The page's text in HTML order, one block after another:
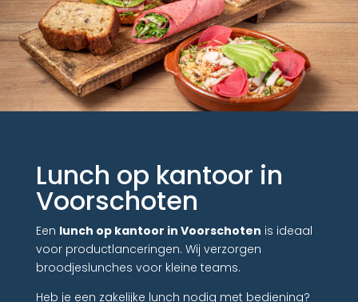
Lunch op kantoor in
Voorschoten
Een lunch op kantoor in Voorschoten is ideaal
voor productlanceringen. Wij verzorgen
broodjeslunches voor kleine teams.
Heb je een zakelijke lunch nodig met bediening?